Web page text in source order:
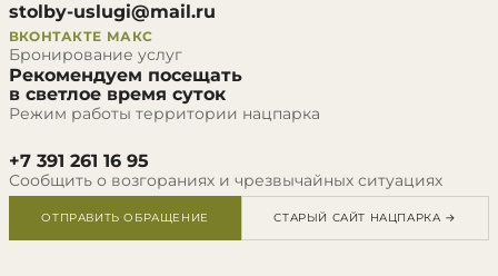
stolby-uslugi@mail.ru
ВКОНТАКТЕ МАКС
Бронирование услуг
Рекомендуем посещать
в светлое время суток
Режим работы территории нацпарка
+7 391 261 16 95
Сообщить о возгораниях и чрезвычайных ситуациях
ОТПРАВИТЬ ОБРАЩЕНИЕ СТАРЫЙ САЙТ НАЦПАРКА →